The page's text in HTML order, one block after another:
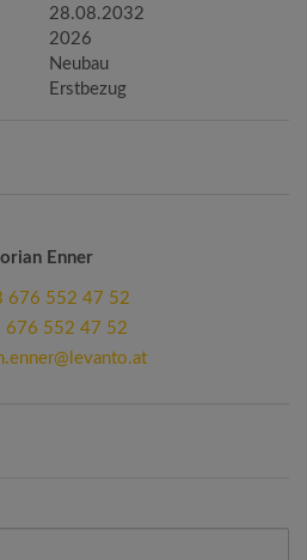
28.08.2032
2026
Neubau
Erstbezug
Enner
676 552 47 52
676 552 47 52